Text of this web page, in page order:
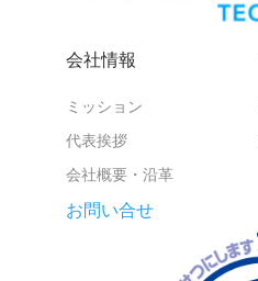
会社情報
ミッション
代表挨拶
会社概要・沿革
お問い合せ